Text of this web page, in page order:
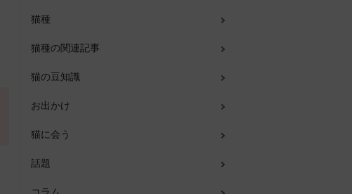
猫種
猫種の関連記事
猫の豆知識
お出かけ
猫に会う
話題